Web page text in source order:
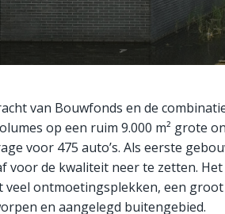
van Bouwfonds en de
op een ruim 9.000 m² grote
voor 475 auto’s. Als eerste
voor de kwaliteit neer te zetten.
veel ontmoetingsplekken, een groot
en aangelegd buitengebied.